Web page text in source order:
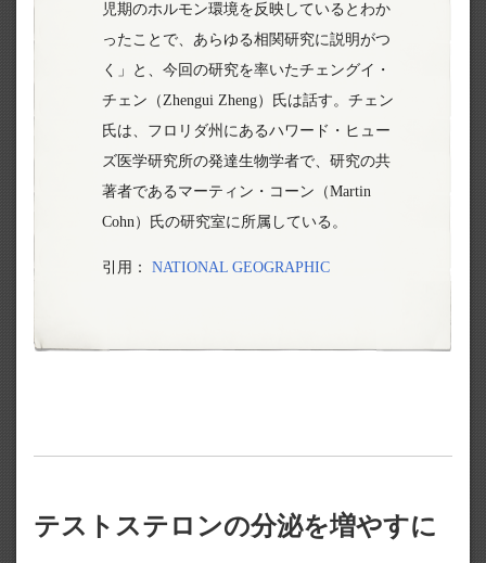
児期のホルモン環境を反映しているとわか
ったことで、あらゆる相関研究に説明がつ
く」と、今回の研究を率いたチェングイ・
チェン（Zhengui Zheng）氏は話す。チェン
氏は、フロリダ州にあるハワード・ヒュー
ズ医学研究所の発達生物学者で、研究の共
著者であるマーティン・コーン（Martin
Cohn）氏の研究室に所属している。
引用： NATIONAL GEOGRAPHIC
テストステロンの分泌を増やすに